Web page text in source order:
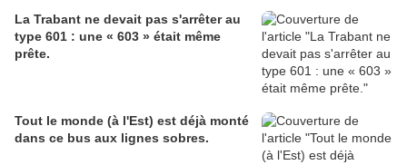
La Trabant ne devait pas s'arrêter au
type 601 : une « 603 » était même
prête.
Tout le monde (à l'Est) est déjà monté
dans ce bus aux lignes sobres.